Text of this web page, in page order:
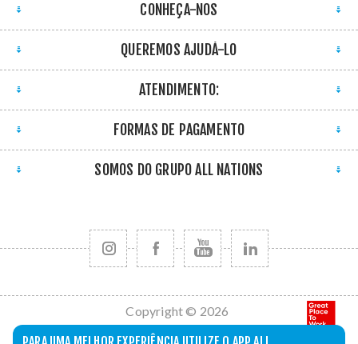
CONHEÇA-NOS
QUEREMOS AJUDÁ-LO
ATENDIMENTO:
FORMAS DE PAGAMENTO
SOMOS DO GRUPO ALL NATIONS
Copyright © 2026
All Nations. Todos